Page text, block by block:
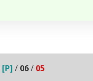
[P] / 06/ 05